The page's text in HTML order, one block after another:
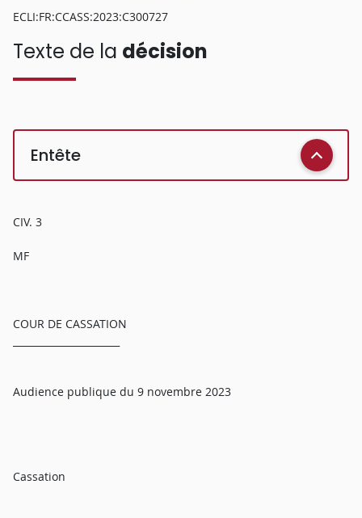
ECLI:FR:CCASS:2023:C300727
Texte de la décision
Entête
CIV. 3
MF
COUR DE CASSATION
Audience publique du 9 novembre 2023
Cassation